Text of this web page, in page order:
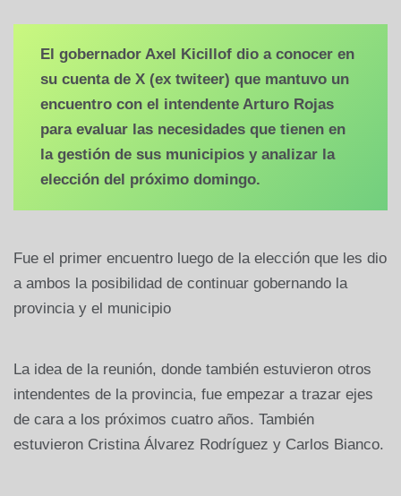
El gobernador Axel Kicillof dio a conocer en
su cuenta de X (ex twiteer) que mantuvo un
encuentro con el intendente Arturo Rojas
para evaluar las necesidades que tienen en
la gestión de sus municipios y analizar la
elección del próximo domingo.
Fue el primer encuentro luego de la elección que les dio
a ambos la posibilidad de continuar gobernando la
provincia y el municipio
La idea de la reunión, donde también estuvieron otros
intendentes de la provincia, fue empezar a trazar ejes
de cara a los próximos cuatro años. También
estuvieron Cristina Álvarez Rodríguez y Carlos Bianco.